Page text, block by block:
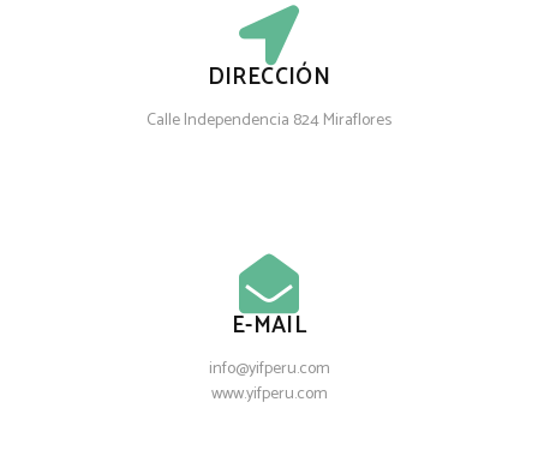
DIRECCIÓN
Calle Independencia 824 Miraflores
E-MAIL
info@yifperu.com
www.yifperu.com